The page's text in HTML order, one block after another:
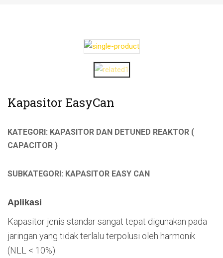
Kapasitor EasyCan
KATEGORI: KAPASITOR DAN DETUNED REAKTOR (
CAPACITOR )
SUBKATEGORI: KAPASITOR EASY CAN
Aplikasi
Kapasitor jenis standar sangat tepat digunakan pada
jaringan yang tidak terlalu terpolusi oleh harmonik
(NLL < 10%).